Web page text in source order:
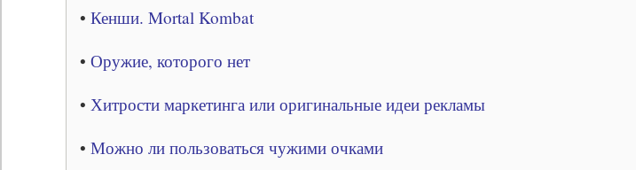
• Кенши. Mortal Kombat
• Оружие, которого нет
• Хитрости маркетинга или оригинальные идеи рекламы
• Можно ли пользоваться чужими очками